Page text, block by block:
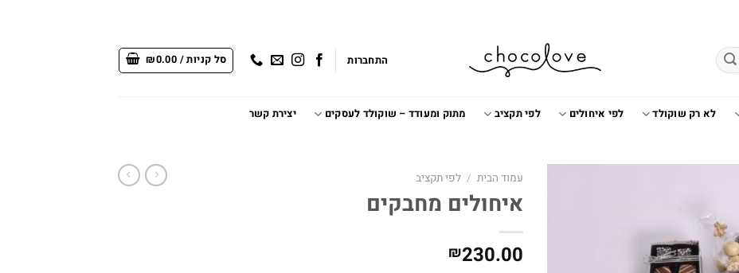
התחברות סל קניות / ₪0.00
לא רק שוקולד לפי איחולים לפי תקציב מתוק ומעודד – שוקולד לעסקים יצירת קשר
עמוד הבית / לפי תקציב
איחולים מחבקים
₪230.00